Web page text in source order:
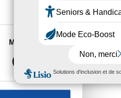
mètres près
vous à lasection «
sur les cookies.
Marketing
Il s’inscrit dans une
approfondi, un examen
fait l’objet d’un